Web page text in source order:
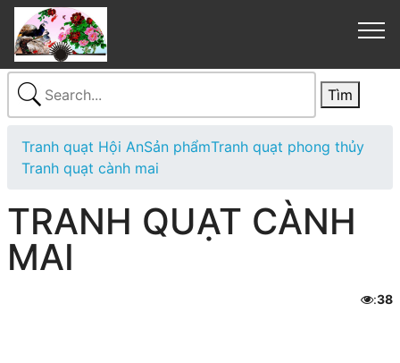
Tranh quạt Hội AnSản phẩmTranh quạt phong thủy
Tranh quạt cành mai
TRANH QUẠT CÀNH
MAI
:38